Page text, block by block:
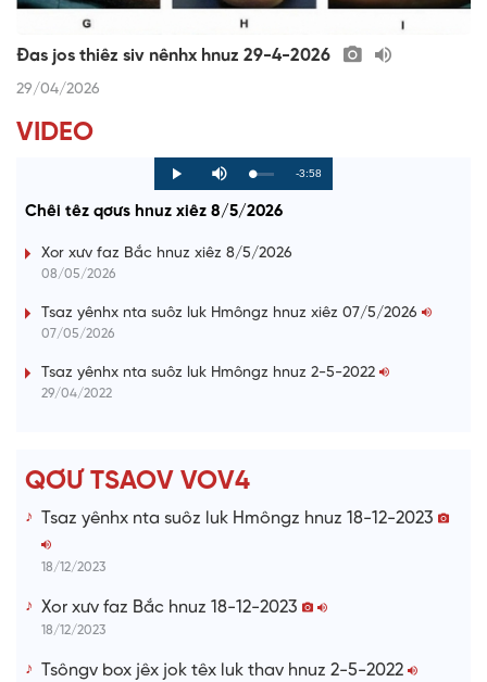
Đas jos thiêz siv nênhx hnuz 29-4-2026
29/04/2026
VIDEO
P
l
y
M
u
e
L
o
d
0
P
r
g
s
R
i
-3:58
Chêi têz qơưs hnuz xiêz 8/5/2026
Xor xưv faz Bắc hnuz xiêz 8/5/2026
08/05/2026
Tsaz yênhx nta suôz luk Hmôngz hnuz xiêz 07/5/2026
07/05/2026
Tsaz yênhx nta suôz luk Hmôngz hnuz 2-5-2022
29/04/2022
QƠƯ TSAOV VOV4
Tsaz yênhx nta suôz luk Hmôngz hnuz 18-12-2023
18/12/2023
Xor xưv faz Bắc hnuz 18-12-2023
18/12/2023
Tsôngv box jêx jok têx luk thav hnuz 2-5-2022